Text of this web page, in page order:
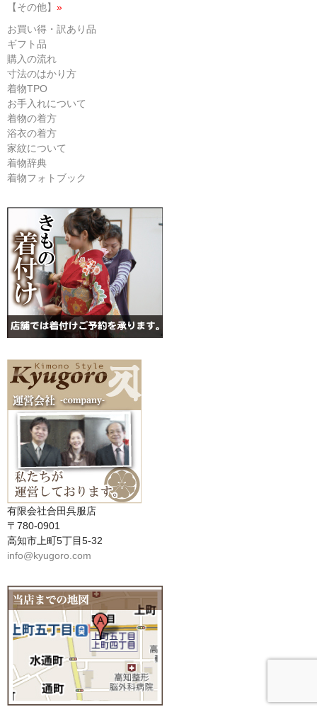
【その他】 »
お買い得・訳あり品
ギフト品
購入の流れ
寸法のはかり方
着物TPO
お手入れについて
着物の着方
浴衣の着方
家紋について
着物辞典
着物フォトブック
有限会社合田呉服店
〒780-0901
高知市上町5丁目5-32
info@kyugoro.com